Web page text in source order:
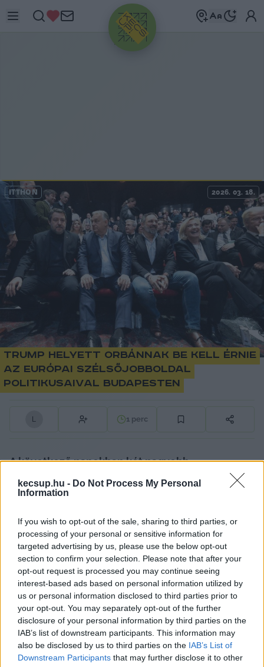
kecsup.hu - Do Not Process My Personal
Information
If you wish to opt-out of the sale, sharing to third parties, or
processing of your personal or sensitive information for
targeted advertising by us, please use the below opt-out
section to confirm your selection. Please note that after your
opt-out request is processed you may continue seeing
interest-based ads based on personal information utilized by
us or personal information disclosed to third parties prior to
your opt-out. You may separately opt-out of the further
disclosure of your personal information by third parties on the
IAB’s list of downstream participants. This information may
also be disclosed by us to third parties on the IAB’s List of
Downstream Participants that may further disclose it to other
HIRDETÉS
ITTHON 2026. 03. 18.
Trump helyett Orbánnak be kell érnie
az európai szélsőjobboldal
politikusaival Budapesten
L 1perc
A következő napokban két nagyobb,
kormányközeli nemzetközi politikai eseményt is
rendeznek Magyarországon, amelyek
radikálisabb jobboldali politikai szereplőkből
áll, és egy vitatott hátterű amerikai influenszer
is helyet kapott a fellépők között. Lapszemle.
Az egyik rendezvény a CPAC Hungary, amelyet
az Alapjogokért Központ szervez az amerikai
konzervatív konferencia mintájára, ám amerikai
politikusok részvétele ezúttal is korlátozott. A
meghívottak között szerepel a lengyel Mateusz